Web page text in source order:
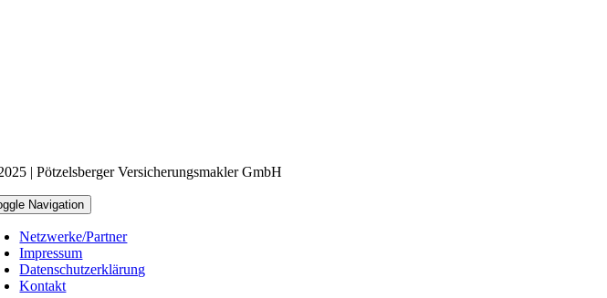
| Pötzelsberger Versicherungsmakler GmbH
Navigation
Netzwerke/Partner
Impressum
Datenschutzerklärung
Kontakt